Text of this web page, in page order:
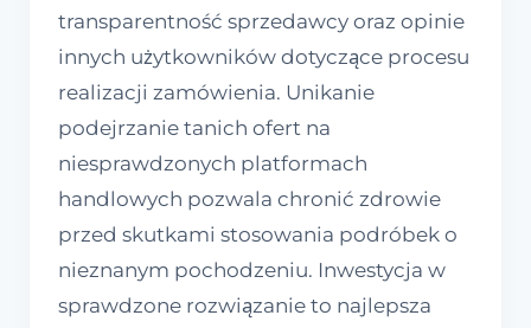
transparentność sprzedawcy oraz opinie
innych użytkowników dotyczące procesu
realizacji zamówienia. Unikanie
podejrzanie tanich ofert na
niesprawdzonych platformach
handlowych pozwala chronić zdrowie
przed skutkami stosowania podróbek o
nieznanym pochodzeniu. Inwestycja w
sprawdzone rozwiązanie to najlepsza